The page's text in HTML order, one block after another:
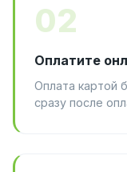
02
Оплатите
Оплата картой
сразу после